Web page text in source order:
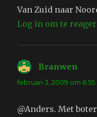
Van Zuid naar
Log in om te
Branwen
februari 3, 2009 om 6:55
@Anders. Met